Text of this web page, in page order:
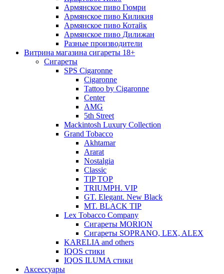
Армянское пиво Гюмри
Армянское пиво Киликия
Армянское пиво Котайк
Армянское пиво Дилижан
Разные производители
Витрина магазина сигареты 18+
Cигареты
SPS Cigaronne
Сigaronne
Tattoo by Cigaronne
Center
AMG
5th Street
Mackintosh Luxury Collection
Grand Tobacco
Akhtamar
Ararat
Nostalgia
Classic
TIP TOP
TRIUMPH. VIP
GT. Elegant. New Black
MT. BLACK TIP
Lex Tobacco Company
Сигареты MORION
Сигареты SOPRANO, LEX, ALEX
KARELIA and others
IQOS стики
IQOS ILUMA стики
Аксессуары